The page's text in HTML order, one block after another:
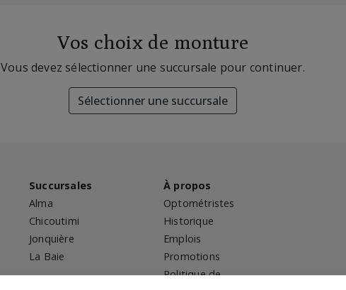
Vos choix de monture
Vous devez sélectionner une succursale pour continuer.
Sélectionner une succursale
Succursales
Alma
Chicoutimi
Jonquière
La Baie
À propos
Optométristes
Historique
Emplois
Promotions
Politique de